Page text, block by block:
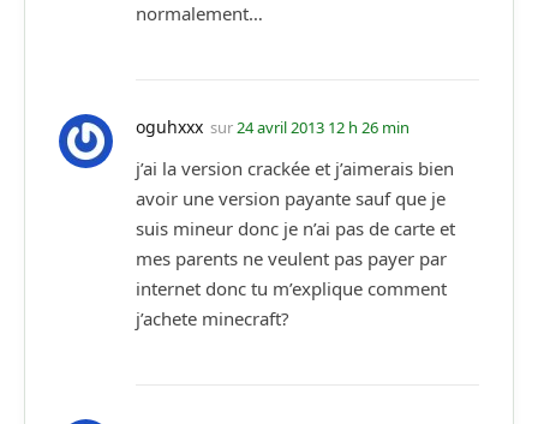
normalement…
oguhxxx sur24 avril 2013 12 h 26 min
j’ai la version crackée et j’aimerais bien
avoir une version payante sauf que je
suis mineur donc je n’ai pas de carte et
mes parents ne veulent pas payer par
internet donc tu m’explique comment
j’achete minecraft?